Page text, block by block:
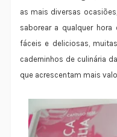
as mais diversas
saborear a qualquer
fáceis e deliciosas,
caderninhos de culinária
que acrescentam mais